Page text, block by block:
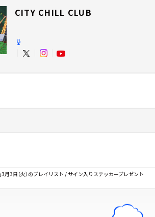
CITY CHILL CLUB
」3月3日（火）のプレイリスト / サイン入りステッカープレゼント